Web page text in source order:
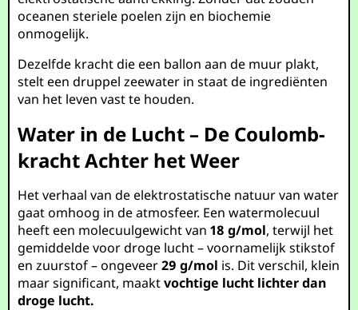
oceanen steriele poelen zijn en biochemie
onmogelijk.
Dezelfde kracht die een ballon aan de muur plakt,
stelt een druppel zeewater in staat de ingrediënten
van het leven vast te houden.
Water in de Lucht – De Coulomb-
kracht Achter het Weer
Het verhaal van de elektrostatische natuur van water
gaat omhoog in de atmosfeer. Een watermolecuul
heeft een molecuulgewicht van18 g/mol, terwijl het
gemiddelde voor droge lucht – voornamelijk stikstof
en zuurstof – ongeveer29 g/mol is. Dit verschil, klein
maar significant, maaktvochtige lucht lichter dan
droge lucht.